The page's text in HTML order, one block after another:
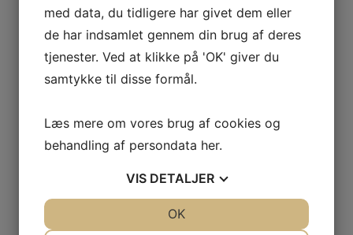
BOLIGTEKSTILER
med data, du tidligere har givet dem eller
de har indsamlet gennem din brug af deres
tjenester. Ved at klikke på 'OK' giver du
samtykke til disse formål.
Læs mere om vores brug af cookies og
behandling af persondata her.
VIS DETALJER
OK